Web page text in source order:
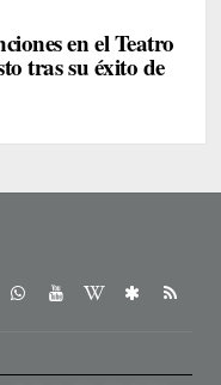
en el Teatro
tras su éxito de